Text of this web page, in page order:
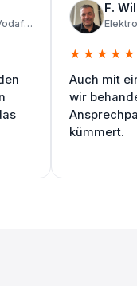
IT-Systemhaus · 50+ Anschlüsse, Vodafone
F.
★ ★ ★ ★ ★
Auch mit
wir
kümmert.